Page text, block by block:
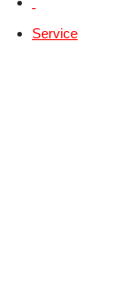
Service